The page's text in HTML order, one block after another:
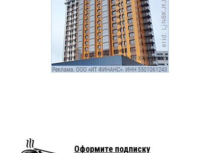
Оформите подписку